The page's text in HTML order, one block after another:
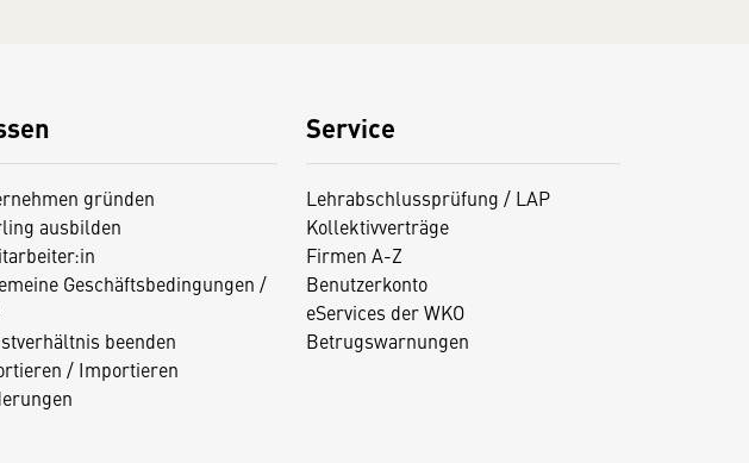
gründen
ausbilden
Geschäftsbedingungen /
beenden
/ Importieren
Service
Lehrabschlussprüfung / LAP
Kollektivverträge
Firmen A-Z
Benutzerkonto
eServices der WKO
Betrugswarnungen